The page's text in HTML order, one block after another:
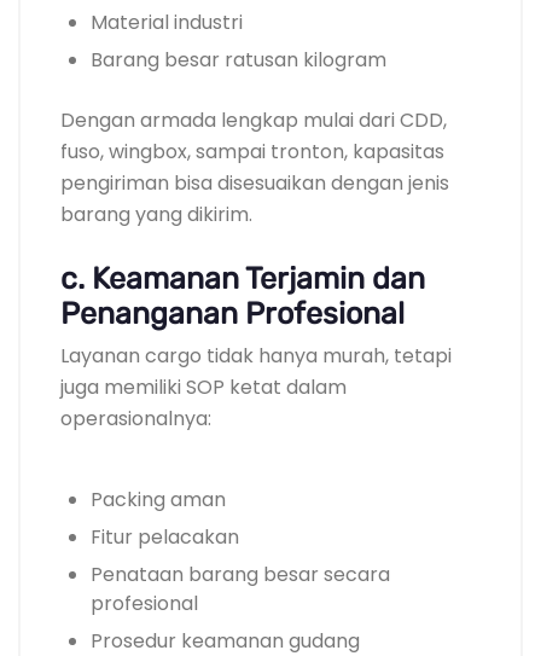
Material industri
Barang besar ratusan kilogram
Dengan armada lengkap mulai dari CDD,
fuso, wingbox, sampai tronton, kapasitas
pengiriman bisa disesuaikan dengan jenis
barang yang dikirim.
c. Keamanan Terjamin dan
Penanganan Profesional
Layanan cargo tidak hanya murah, tetapi
juga memiliki SOP ketat dalam
operasionalnya:
Packing aman
Fitur pelacakan
Penataan barang besar secara
profesional
Prosedur keamanan gudang